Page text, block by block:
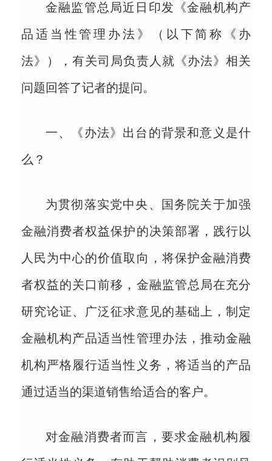
金融监管总局近日印发《金融机构产
品适当性管理办法》（以下简称《办
法》），有关司局负责人就《办法》相关
问题回答了记者的提问。
一、《办法》出台的背景和意义是什
么？
为贯彻落实党中央、国务院关于加强
金融消费者权益保护的决策部署，践行以
人民为中心的价值取向，将保护金融消费
者权益的关口前移，金融监管总局在充分
研究论证、广泛征求意见的基础上，制定
金融机构产品适当性管理办法，推动金融
机构严格履行适当性义务，将适当的产品
通过适当的渠道销售给适合的客户。
对金融消费者而言，要求金融机构履